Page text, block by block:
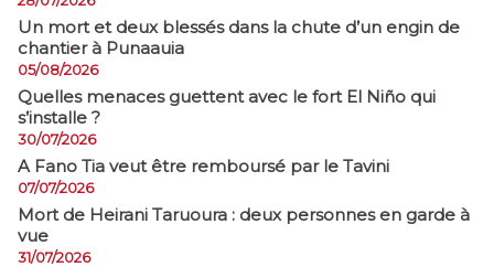
​Un mort et deux blessés dans la chute d’un engin de
chantier à Punaauia
05/08/2026
Quelles menaces guettent avec le fort El Niño qui
s’installe ?
30/07/2026
A Fano Tia veut être remboursé par le Tavini
07/07/2026
Mort de Heirani Taruoura : deux personnes en garde à
vue
31/07/2026